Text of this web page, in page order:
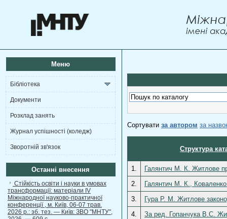
Меню
Бібліотека
Документи
Розклад занять
Журнал успішності (коледж)
Зворотній зв'язок
Останні внесення
Стійкість освіти і науки в умовах
трансформації: матеріали ІV
Міжнародної науково-практичної
конференції , м. Київ, 06-07 трав.
2026 р.: зб. тез. — Київ: ЗВО "МНТУ",
Сортувати за автором за
Структура
1.
Галянтич М. К. Житлове
2.
Галянтич М. К.,
3.
Гура Р. М. Житлове
4.
За ред. Гопанчука В.С.